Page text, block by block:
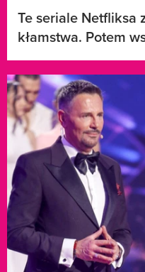
Te seriale Netfliksa
kłamstwa. Potem